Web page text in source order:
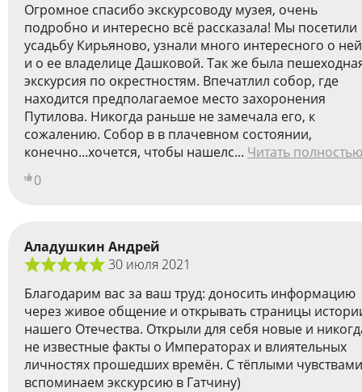
Огромное спасибо экскурсоводу музея, очень
подробно и интересно всё рассказала! Мы посетили
усадьбу Кирьяново, узнали много интересного о ней
и о ее владелице Дашковой. Так же была
экскурсия по окрестностям. Впечатлил собор, где
находится предполагаемое место захоронения
Путилова. Никогда раньше не замечала его, к
сожалению. Собор в в плачевном состоянии,
конечно...хочется, чтобы нашелс... Читать полностью
0
Аладушкин Андрей
30 июля 2021
Благодарим вас за ваш труд: доносить информацию
через живое общение и открывать страницы
нашего Отечества. Открыли для себя новые и
не известные факты о Императорах и влиятельных
личностях прошедших времён. С тёплыми чувствами
вспоминаем экскурсию в Гатчину)